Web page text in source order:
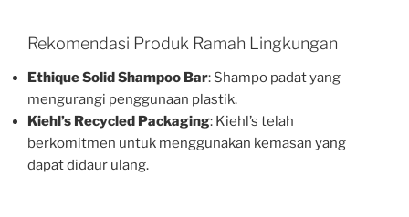
Rekomendasi Produk Ramah Lingkungan
Ethique Solid Shampoo Bar: Shampo padat yang
mengurangi penggunaan plastik.
Kiehl’s Recycled Packaging: Kiehl’s telah
berkomitmen untuk menggunakan kemasan yang
dapat didaur ulang.